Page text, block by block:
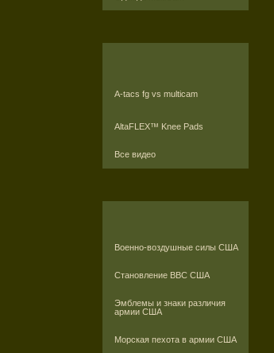
A-tacs fg vs multicam
AltaFLEX™ Knee Pads
Все видео
Военно-воздушные силы США
Становление ВВС США
Эмблемы и знаки различия
армии США
Морская пехота в армии США